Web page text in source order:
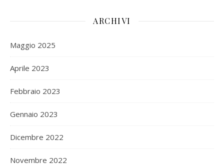
ARCHIVI
Maggio 2025
Aprile 2023
Febbraio 2023
Gennaio 2023
Dicembre 2022
Novembre 2022